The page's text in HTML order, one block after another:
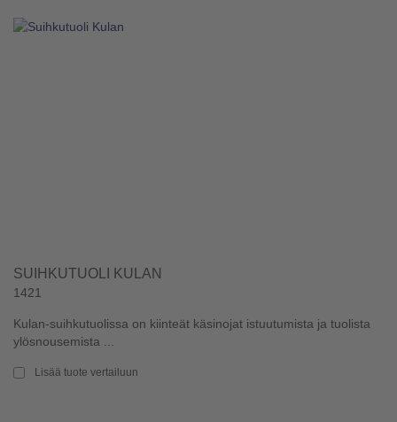
SUIHKUTUOLI KULAN
1421
Kulan-suihkutuolissa on kiinteät käsinojat istuutumista ja tuolista
ylösnousemista ...
Lisää tuote vertailuun